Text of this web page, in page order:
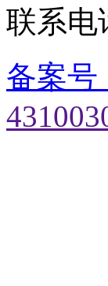
联系电
备案号